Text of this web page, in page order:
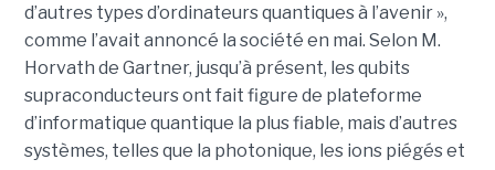
d’autres types d’ordinateurs quantiques à l’avenir »,
comme l’avait annoncé la société en mai. Selon M.
Horvath de Gartner, jusqu’à présent, les qubits
supraconducteurs ont fait figure de plateforme
d’informatique quantique la plus fiable, mais d’autres
systèmes, telles que la photonique, les ions piégés et